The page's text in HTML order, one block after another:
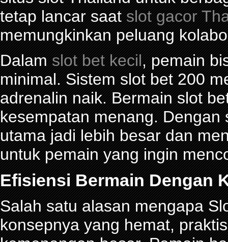
tetap lancar saatslot gacor
memungkinkan peluang
Dalamslot bet kecil, pemain
minimal. Sistem slot bet 200
adrenalin naik. Bermain slot
kesempatan menang.
utama jadi lebih besar dan
untuk pemain yang ingin
Efisiensi Bermain Dengan
Salah satu alasan mengapa
konsepnya yang hemat,